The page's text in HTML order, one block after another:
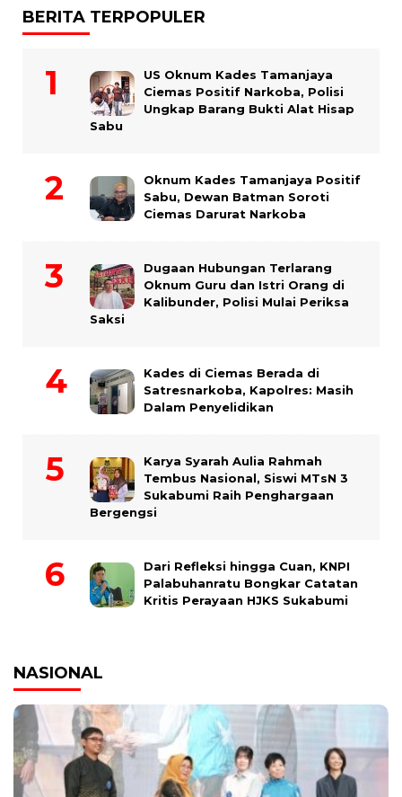
BERITA TERPOPULER
US Oknum Kades Tamanjaya
Ciemas Positif Narkoba, Polisi
Ungkap Barang Bukti Alat Hisap
Sabu
Oknum Kades Tamanjaya Positif
Sabu, Dewan Batman Soroti
Ciemas Darurat Narkoba
Dugaan Hubungan Terlarang
Oknum Guru dan Istri Orang di
Kalibunder, Polisi Mulai Periksa
Saksi
Kades di Ciemas Berada di
Satresnarkoba, Kapolres: Masih
Dalam Penyelidikan
Karya Syarah Aulia Rahmah
Tembus Nasional, Siswi MTsN 3
Sukabumi Raih Penghargaan
Bergengsi
Dari Refleksi hingga Cuan, KNPI
Palabuhanratu Bongkar Catatan
Kritis Perayaan HJKS Sukabumi
NASIONAL